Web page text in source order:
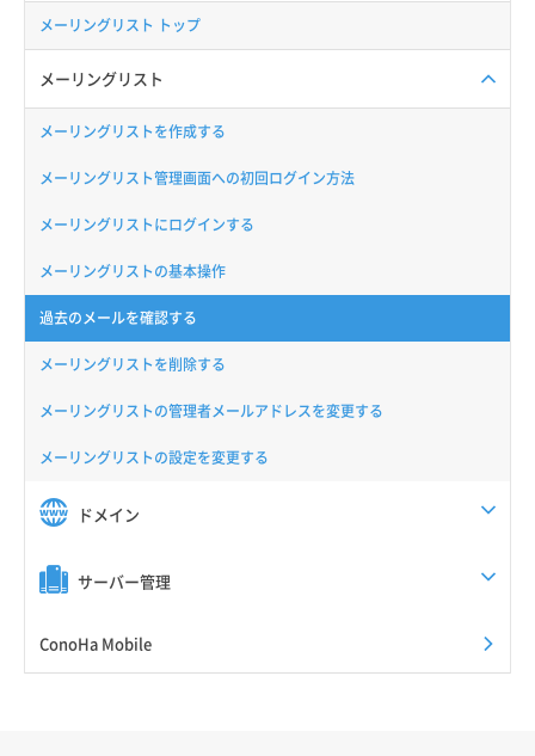
メーリングリスト トップ
メーリングリスト
メーリングリストを作成する
メーリングリスト管理画面への初回ログイン方法
メーリングリストにログインする
メーリングリストの基本操作
過去のメールを確認する
メーリングリストを削除する
メーリングリストの管理者メールアドレスを変更する
メーリングリストの設定を変更する
ドメイン
サーバー管理
ConoHa Mobile